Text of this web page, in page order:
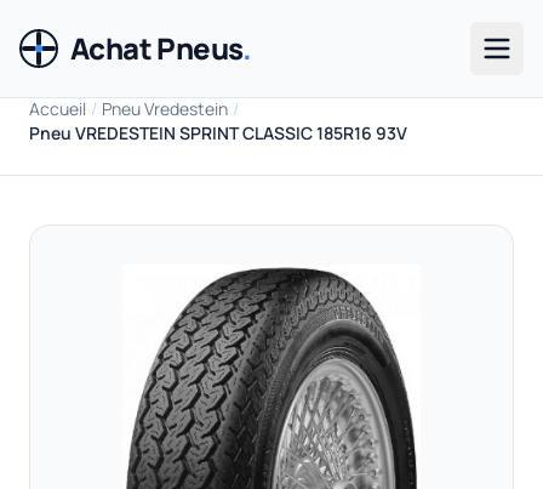
Achat Pneus.
Accueil / Pneu Vredestein /
Pneu VREDESTEIN SPRINT CLASSIC 185R16 93V